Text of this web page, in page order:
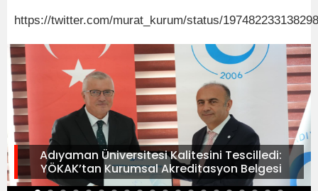
https://twitter.com/murat_kurum/status/
Adıyaman Üniversitesi Kalitesini Tescilledi:
YÖKAK’tan Kurumsal Akreditasyon Belgesi